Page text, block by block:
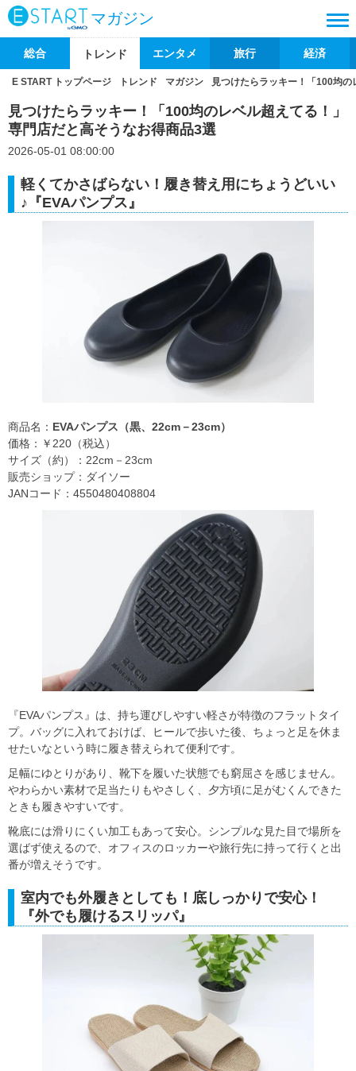
マガジン
総合 トレンド エンタメ 旅行 経済
E START トップページ トレンド マガジン 見つけたらラッキー！「100均
見つけたらラッキー！「100均のレベル超えてる！」
専門店だと高そうなお得商品3選
2026-05-01 08:00:00
軽くてかさばらない！履き替え用にちょうどいい
♪『EVAパンプス』
商品名： EVAパンプス（黒、22cm－23cm）
価格：￥220（税込）
サイズ（約）：22cm－23cm
販売ショップ：ダイソー
JANコード：4550480408804
『EVAパンプス』は、持ち運びしやすい軽さが特徴のフラットタイ
プ。バッグに入れておけば、ヒールで歩いた後、ちょっと足を休ま
せたいなという時に履き替えられて便利です。
足幅にゆとりがあり、靴下を履いた状態でも窮屈さを感じません。
やわらかい素材で足当たりもやさしく、夕方頃に足がむくんできた
ときも履きやすいです。
靴底には滑りにくい加工もあって安心。シンプルな見た目で場所を
選ばず使えるので、オフィスのロッカーや旅行先に持って行くと出
番が増えそうです。
室内でも外履きとしても！底しっかりで安心！
『外でも履けるスリッパ』